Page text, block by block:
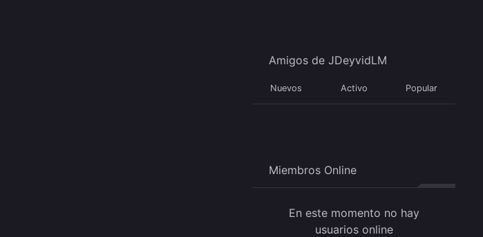
Amigos de JDeyvidLM
Nuevos Activo Popular
Miembros Online
En este momento no hay
usuarios online